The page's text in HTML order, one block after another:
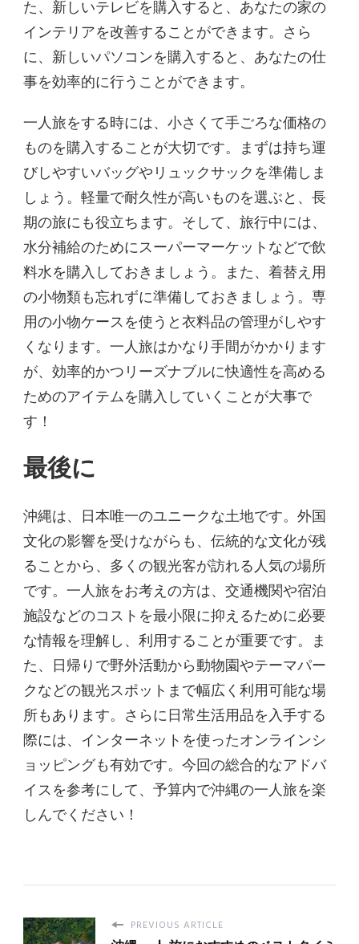
た、新しいテレビを購入すると、あなたの家の
インテリアを改善することができます。さら
に、新しいパソコンを購入すると、あなたの仕
事を効率的に行うことができます。
一人旅をする時には、小さくて手ごろな価格の
ものを購入することが大切です。まずは持ち運
びしやすいバッグやリュックサックを準備しま
しょう。軽量で耐久性が高いものを選ぶと、長
期の旅にも役立ちます。そして、旅行中には、
水分補給のためにスーパーマーケットなどで飲
料水を購入しておきましょう。また、着替え用
の小物類も忘れずに準備しておきましょう。専
用の小物ケースを使うと衣料品の管理がしやす
くなります。一人旅はかなり手間がかかります
が、効率的かつリーズナブルに快適性を高める
ためのアイテムを購入していくことが大事で
す！
最後に
沖縄は、日本唯一のユニークな土地です。外国
文化の影響を受けながらも、伝統的な文化が残
ることから、多くの観光客が訪れる人気の場所
です。一人旅をお考えの方は、交通機関や宿泊
施設などのコストを最小限に抑えるために必要
な情報を理解し、利用することが重要です。ま
た、日帰りで野外活動から動物園やテーマパー
クなどの観光スポットまで幅広く利用可能な場
所もあります。さらに日常生活用品を入手する
際には、インターネットを使ったオンラインシ
ョッピングも有効です。今回の総合的なアドバ
イスを参考にして、予算内で沖縄の一人旅を楽
しんでください！
PREVIOUS ARTICLE